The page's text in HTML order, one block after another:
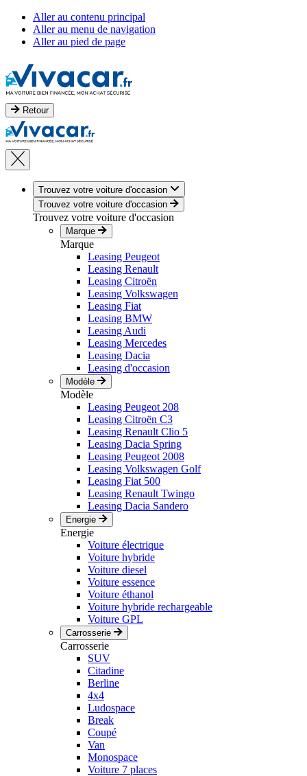
Aller au contenu principal
Aller au menu de navigation
Aller au pied de page
Retour
Trouvez votre voiture d'occasion
Trouvez votre voiture d'occasion
Trouvez votre voiture d'occasion
Marque
Marque
Leasing Peugeot
Leasing Renault
Leasing Citroën
Leasing Volkswagen
Leasing Fiat
Leasing BMW
Leasing Audi
Leasing Mercedes
Leasing Dacia
Leasing d'occasion
Modèle
Modèle
Leasing Peugeot 208
Leasing Citroën C3
Leasing Renault Clio 5
Leasing Dacia Spring
Leasing Peugeot 2008
Leasing Volkswagen Golf
Leasing Fiat 500
Leasing Renault Twingo
Leasing Dacia Sandero
Energie
Energie
Voiture électrique
Voiture hybride
Voiture diesel
Voiture essence
Voiture éthanol
Voiture hybride rechargeable
Voiture GPL
Carrosserie
Carrosserie
SUV
Citadine
Berline
4x4
Ludospace
Break
Coupé
Van
Monospace
Voiture 7 places